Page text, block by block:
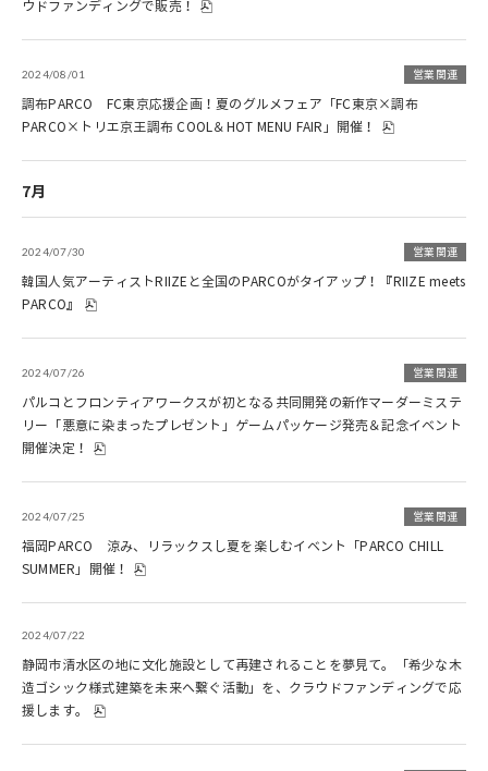
ウドファンディングで販売！
2024/08/01 営業関連
調布PARCO FC東京応援企画！夏のグルメフェア「FC東京×調布
PARCO×トリエ京王調布 COOL＆HOT MENU FAIR」開催！
7月
2024/07/30 営業関連
韓国人気アーティストRIIZEと全国のPARCOがタイアップ！『RIIZE meets
PARCO』
2024/07/26 営業関連
パルコとフロンティアワークスが初となる共同開発の新作マーダーミステ
リー「悪意に染まったプレゼント」ゲームパッケージ発売＆記念イベント
開催決定！
2024/07/25 営業関連
福岡PARCO 涼み、リラックスし夏を楽しむイベント「PARCO CHILL
SUMMER」開催！
2024/07/22
静岡市清水区の地に文化施設として再建されることを夢見て。「希少な木
造ゴシック様式建築を未来へ繋ぐ活動」を、クラウドファンディングで応
援します。